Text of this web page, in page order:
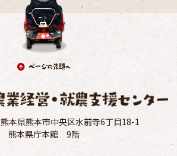
熊本県熊本市中央区水前寺6丁目18-1
熊本県庁本館 9階